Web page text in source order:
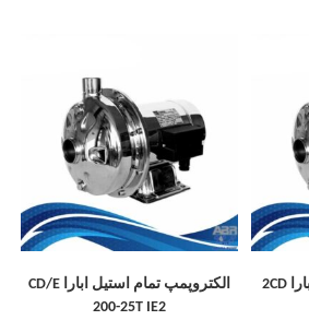
الکتروپمپ تمام استیل ابارا 2CD
الکتروپمپ تمام استیل ابارا CD/E
200-25T IE2